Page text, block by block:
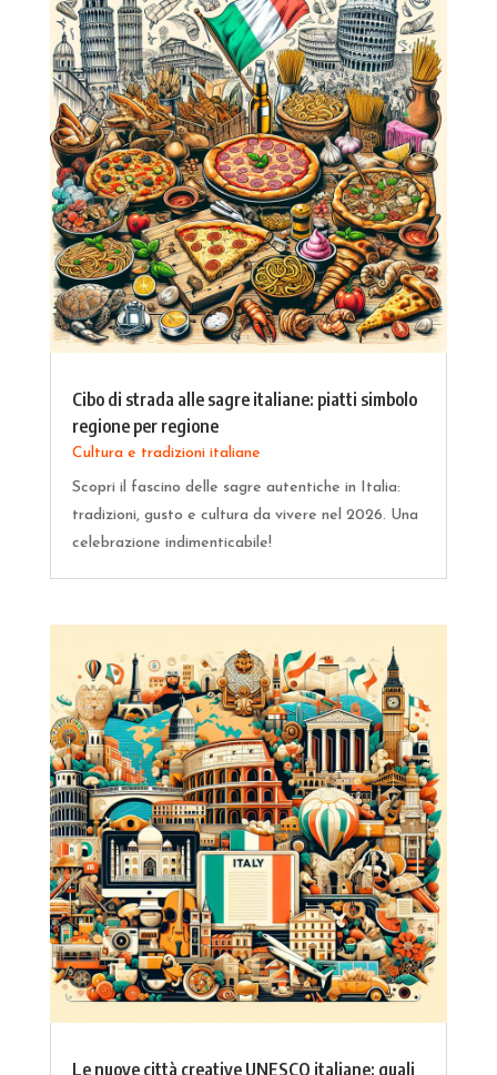
Cibo di strada alle sagre italiane: piatti simbolo
regione per regione
Cultura e tradizioni italiane
Scopri il fascino delle sagre autentiche in Italia:
tradizioni, gusto e cultura da vivere nel 2026. Una
celebrazione indimenticabile!
Le nuove città creative UNESCO italiane: quali